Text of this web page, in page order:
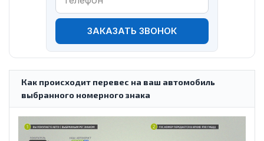
ЗАКАЗАТЬ ЗВОНОК
Как происходит перевес на ваш автомобиль
выбранного номерного знака